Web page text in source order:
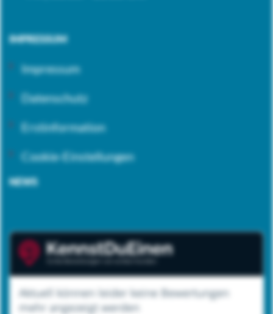
IMPRESSUM
Impressum
Datenschutz
Erstinformation
Cookie-Einstellungen
NEWS
Aktuell können leider keine Bewertungen
mehr angezeigt werden